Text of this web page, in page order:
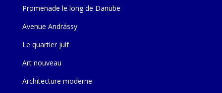
Promenade le long de Danube
Avenue Andrássy
Le quartier juif
Art nouveau
Architecture moderne